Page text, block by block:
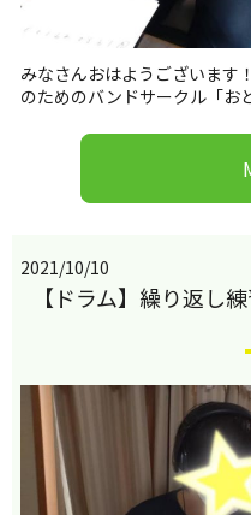
みなさんおはようございます
のためのバンドサークル「
2021/10/10
【ドラム】繰り返し